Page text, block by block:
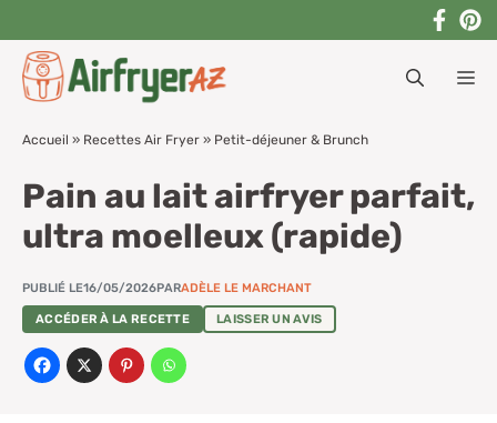
contenu
Accueil » Recettes Air Fryer » Petit-déjeuner & Brunch
Pain au lait airfryer parfait,
ultra moelleux (rapide)
PUBLIÉ LE16/05/2026PARADÈLE LE MARCHANT
ACCÉDER À LA RECETTE LAISSER UN AVIS